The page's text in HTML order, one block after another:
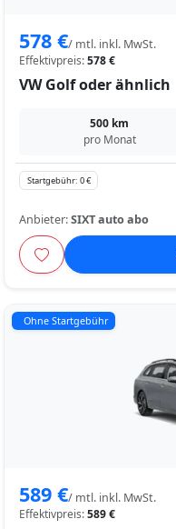
578 €/ mtl. inkl. MwSt.
Effektivpreis:578 €
VW Golf oder ähnlich
500 km
pro Monat
Startgebühr: 0 €
Anbieter:SIXT auto abo
Ohne Startgebühr
589 €/ mtl. inkl. MwSt.
Effektivpreis:589 €